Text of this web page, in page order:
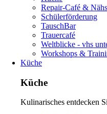
Repair-Café &
Schülerförderung
TauschBar
Trauercafé
Weltblicke - vhs
Workshops &
Küche
Küche
Kulinarisches entdecken